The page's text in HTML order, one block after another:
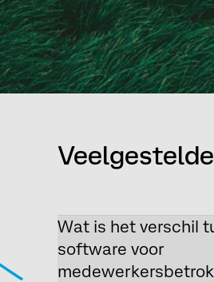
Wat is het verschil
software voor